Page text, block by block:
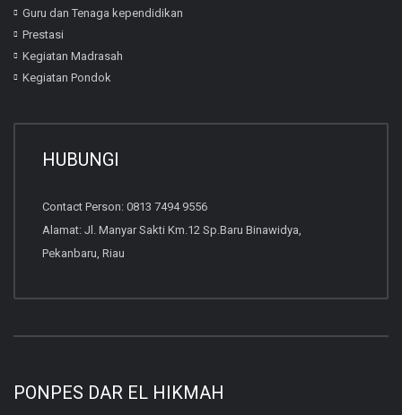
Guru dan Tenaga kependidikan
Prestasi
Kegiatan Madrasah
Kegiatan Pondok
HUBUNGI
Contact Person: 0813 7494 9556
Alamat: Jl. Manyar Sakti Km.12 Sp.Baru Binawidya,
Pekanbaru, Riau
PONPES DAR EL HIKMAH